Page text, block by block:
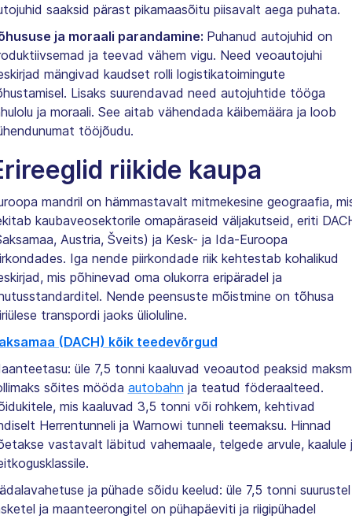
saaksid pärast pikamaasõitu piisavalt aega puhata.
ja moraali parandamine: Puhanud autojuhid on
ja teevad vähem vigu. Need veoautojuhi
mängivad kaudset rolli logistikatoimingute
Lisaks suurendavad need autojuhtide tööga
ja moraali. See aitab vähendada käibemäära ja loob
tööjõudu.
riikide kaupa
mandril on hämmastavalt mitmekesine geograafia,
kaubaveosektorile omapäraseid väljakutseid, eriti
Austria, Šveits) ja Kesk- ja Ida-Euroopa
Iga nende piirkondade riik kehtestab kohalikud
mis põhinevad oma olukorra eripäradel ja
Nende peensuste mõistmine on tõhusa
transpordi jaoks ülioluline.
(DACH) kõik teedevõrgud
üle 7,5 tonni kaaluvad veoautod peaksid
sõites mööda autobahn ja teatud föderaalteed.
mis kaaluvad 3,5 tonni või rohkem, kehtivad
Herrentunneli ja Warnowi tunneli teemaksu. Hinnad
vastavalt läbitud vahemaale, telgede arvule, kaalule
ja pühade sõidu keelud: üle 7,5 tonni suurustel
ja maanteerongitel on pühapäeviti ja riigipühadel